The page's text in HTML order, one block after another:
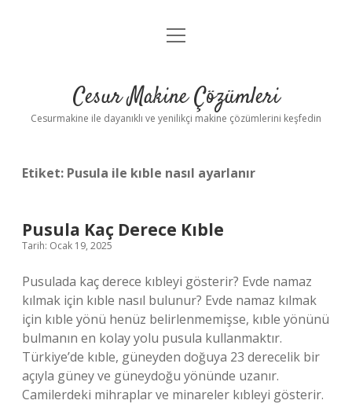
Anasayfa
Yasal Uyarı
menüyü
Cesur Makine Çözümleri
Cesurmakine ile dayanıklı ve yenilikçi makine çözümlerini keşfedin
Etiket: Pusula ile kıble nasıl ayarlanır
Pusula Kaç Derece Kıble
Tarih: Ocak 19, 2025
Pusulada kaç derece kıbleyi gösterir? Evde namaz
kılmak için kıble nasıl bulunur? Evde namaz kılmak
için kıble yönü henüz belirlenmemişse, kıble yönünü
bulmanın en kolay yolu pusula kullanmaktır.
Türkiye’de kıble, güneyden doğuya 23 derecelik bir
açıyla güney ve güneydoğu yönünde uzanır.
Camilerdeki mihraplar ve minareler kıbleyi gösterir.